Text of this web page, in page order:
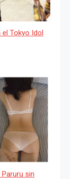
Tokyo Idol
sin